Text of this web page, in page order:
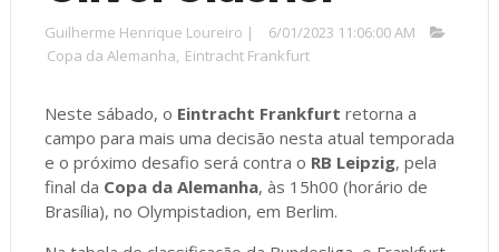
Guilherme Henrique Loureiro |
6/01/2023 11:06:00 AM
Copa da Alemanha, Eintracht Frankfurt
Neste sábado, o Eintracht Frankfurt retorna a
campo para mais uma decisão nesta atual temporada
e o próximo desafio será contra o RB Leipzig, pela
final da Copa da Alemanha, às 15h00 (horário de
Brasília), no Olympistadion, em Berlim.